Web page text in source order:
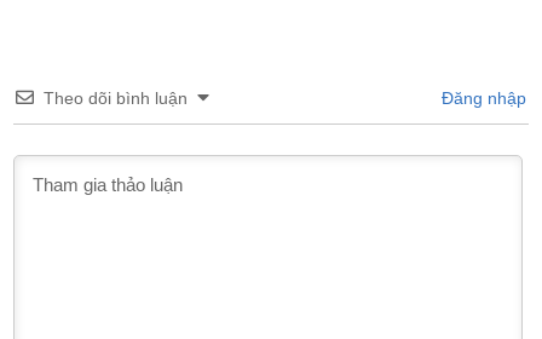
Theo dõi bình luận Đăng nhập